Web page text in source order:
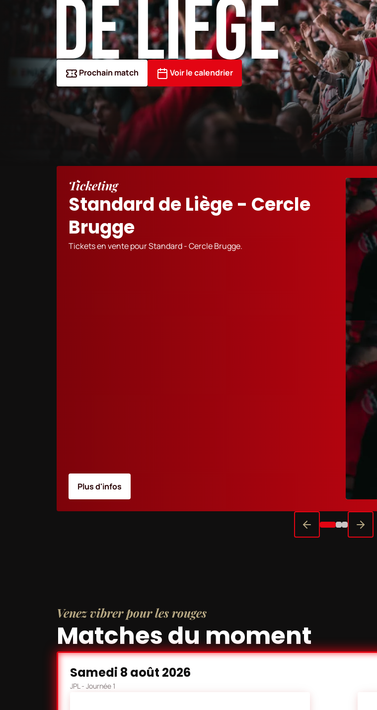
Prochain match Voir le calendrier
Ticketing
Standard de Liège - Cercle
Brugge
Tickets en vente pour Standard - Cercle Brugge.
Plus d'infos
Venez vibrer pour les rouges
Matches du moment
Samedi 8 août 2026
JPL- Journée 1